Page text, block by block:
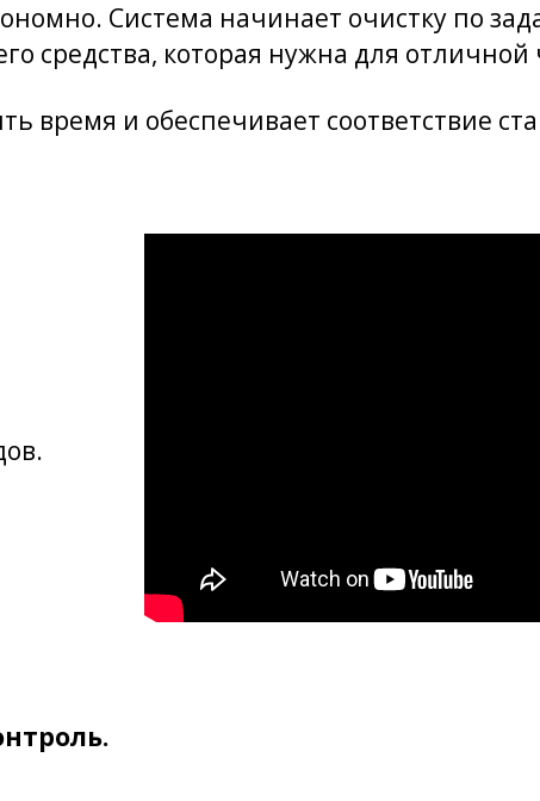
Система начинает очистку по
средства, которая нужна для отличной
время и обеспечивает соответствие